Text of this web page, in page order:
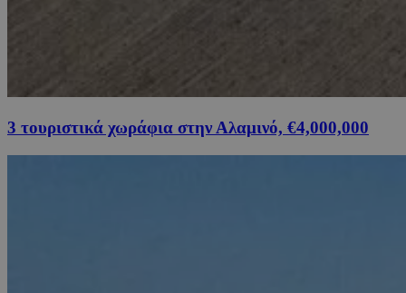
3 τουριστικά χωράφια στην Αλαμινό, €4,000,000